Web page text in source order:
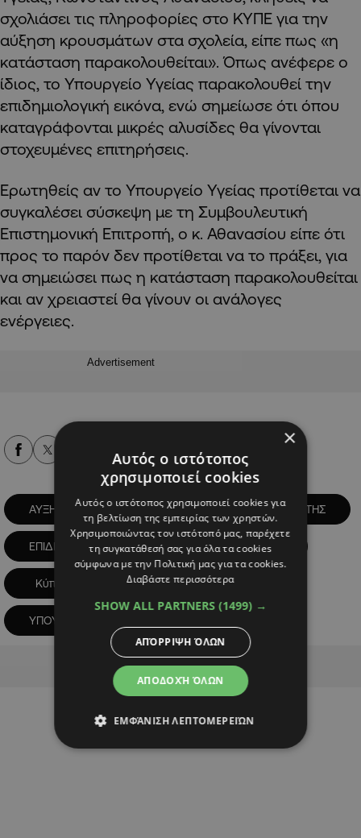
σχολιάσει τις πληροφορίες στο ΚΥΠΕ για την
αύξηση κρουσμάτων στα σχολεία, είπε πως «η
κατάσταση παρακολουθείται». Όπως ανέφερε ο
ίδιος, το Υπουργείο Υγείας παρακολουθεί την
επιδημιολογική εικόνα, ενώ σημείωσε ότι όπου
καταγράφονται μικρές αλυσίδες θα γίνονται
στοχευμένες επιτηρήσεις.
Ερωτηθείς αν το Υπουργείο Υγείας προτίθεται να
συγκαλέσει σύσκεψη με τη Συμβουλευτική
Επιστημονική Επιτροπή, ο κ. Αθανασίου είπε ότι
προς το παρόν δεν προτίθεται να το πράξει, για
να σημειώσει πως η κατάσταση παρακολουθείται
και αν χρειαστεί θα γίνουν οι ανάλογες
ενέργειες.
Advertisement
Alpha Podcasts
ΑΥΞΗΣΗ ΚΡΟΥΣΜΑΤΩΝ ΔΡ. ΜΙΧΑΛΗΣ ΒΩΝΙΑΤΗΣ
ΕΠΙΔΗΜΙΟΛΟΓΙΚΗ ΕΙΚΟΝΑ ΚΟΡΩΝΟΪΟΣ
Κύπρος ΥΓΕΙΑ
ΥΠΟΥΡΓΕΙΟ ΥΓΕΙΑΣ
Advertisement
×
Αυτός ο ιστότοπος
χρησιμοποιεί cookies
Αυτός ο ιστότοπος χρησιμοποιεί cookies για
τη βελτίωση της εμπειρίας των χρηστών.
Χρησιμοποιώντας τον ιστότοπό μας, παρέχετε
τη συγκατάθεσή σας για όλα τα cookies
σύμφωνα με την Πολιτική μας για τα cookies.
Διαβάστε περισσότερα
SHOW ALL PARTNERS (1499) →
ΑΠΟΔΟΧΉ ΌΛΩΝ
ΑΠΌΡΡΙΨΗ ΌΛΩΝ
ΕΜΦΆΝΙΣΗ ΛΕΠΤΟΜΕΡΕΙΏΝ